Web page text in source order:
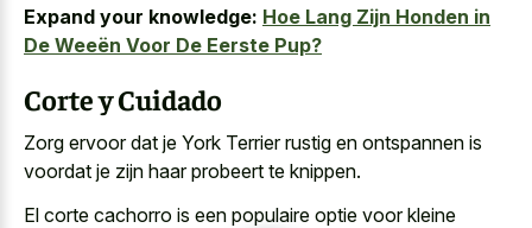
Expand your knowledge: Hoe Lang Zijn Honden in
De Weeën Voor De Eerste Pup?
Corte y Cuidado
Zorg ervoor dat je York Terrier rustig en ontspannen is
voordat je zijn haar probeert te knippen.
El corte cachorro is een populaire optie voorkleine